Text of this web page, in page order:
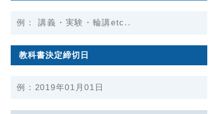
教科書決定締切日